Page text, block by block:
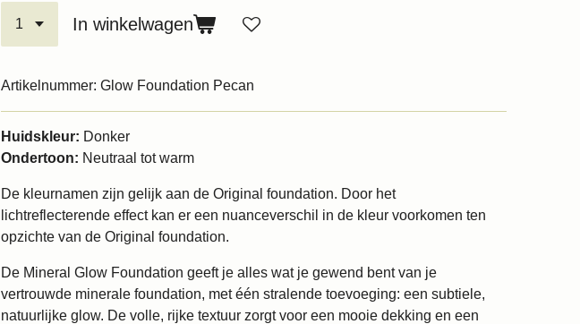
In winkelwagen
Artikelnummer: Glow Foundation Pecan
Huidskleur: Donker
Ondertoon: Neutraal tot warm
De kleurnamen zijn gelijk aan de Original foundation. Door het
lichtreflecterende effect kan er een nuanceverschil in de kleur voorkomen ten
opzichte van de Original foundation.
De Mineral Glow Foundation geeft je alles wat je gewend bent van je
vertrouwde minerale foundation, met één stralende toevoeging: een subtiele,
natuurlijke glow. De volle, rijke textuur zorgt voor een mooie dekking en een